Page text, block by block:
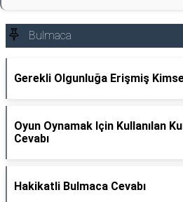
Bulmaca
Gerekli Olgunluğa Erişmiş
Oyun Oynamak Için Kullanılan
Cevabı
Hakikatli Bulmaca Cevabı